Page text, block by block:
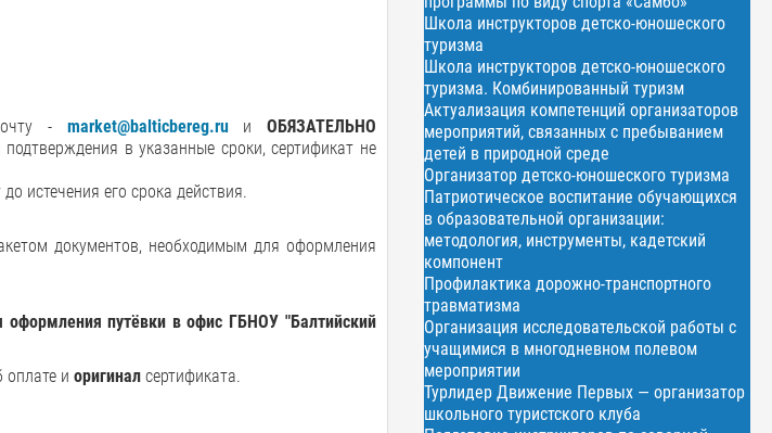
- market@balticbereg.ru и ОБЯЗАТЕЛЬНО
в указанные сроки, сертификат не
истечения его срока действия.
документов, необходимым для оформления
оформления путёвки в офис ГБНОУ "Балтийский
оплате и оригинал сертификата.
Школа инструкторов детско-юношеского
туризма
Школа инструкторов детско-юношеского
туризма. Комбинированный туризм
Актуализация компетенций организаторов
мероприятий, связанных с пребыванием
детей в природной среде
Организатор детско-юношеского туризма
Патриотическое воспитание обучающихся
в образовательной организации:
методология, инструменты, кадетский
компонент
Профилактика дорожно-транспортного
травматизма
Организация исследовательской работы с
учащимися в многодневном полевом
мероприятии
Турлидер Движение Первых — организатор
школьного туристского клуба